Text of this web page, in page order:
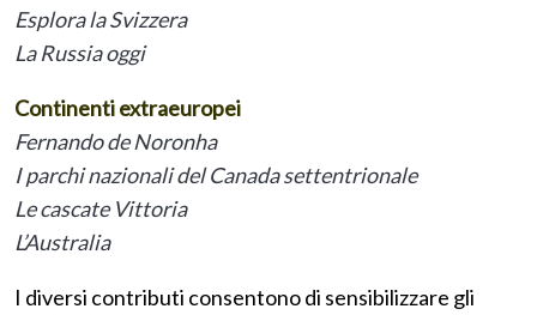
Esplora la Svizzera
La Russia oggi
Continenti extraeuropei
Fernando de Noronha
I parchi nazionali del Canada settentrionale
Le cascate Vittoria
L’Australia
I diversi contributi consentono di sensibilizzare gli